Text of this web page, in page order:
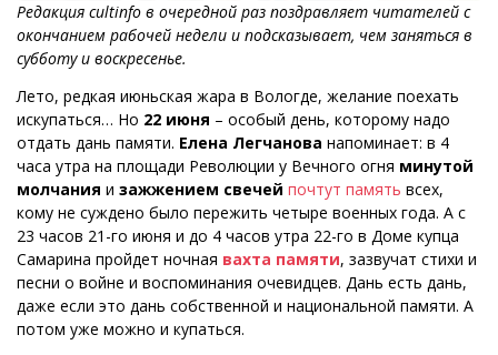
Редакция cultinfo в очередной раз поздравляет читателей с
окончанием рабочей недели и подсказывает, чем заняться в
субботу и воскресенье.
Лето, редкая июньская жара в Вологде, желание поехать
искупаться… Но 22 июня – особый день, которому надо
отдать дань памяти. Елена Легчанова напоминает: в 4
часа утра на площади Революции у Вечного огня минутой
молчания и зажжением свечей почтут память всех,
кому не суждено было пережить четыре военных года. А с
23 часов 21-го июня и до 4 часов утра 22-го в Доме купца
Самарина пройдет ночная вахта памяти, зазвучат стихи и
песни о войне и воспоминания очевидцев. Дань есть дань,
даже если это дань собственной и национальной памяти. А
потом уже можно и купаться.